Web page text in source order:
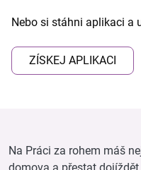
Nebo si stáhni aplikaci a
ZÍSKEJ APLIKACI
Na Práci za rohem máš
domova a přestat